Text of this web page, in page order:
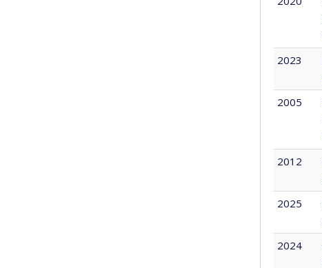
2023
2005
2012
2025
2024